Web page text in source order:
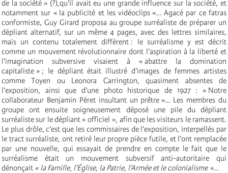
de la société » (?),qu’il avait eu une grande influence sur la société, et
notamment sur « la publicité et les vidéoclips »… Agacé par ce fatras
conformiste, Guy Girard proposa au groupe surréaliste de préparer un
dépliant alternatif, sur un même 4 pages, avec des lettres similaires,
mais un contenu totalement différent : le surréalisme y est décrit
comme un mouvement révolutionnaire dont l’aspiration à la liberté et
l’imagination subversive visaient à « abattre la domination
capitaliste » ; le dépliant était illustré d’images de femmes artistes
comme Toyen ou Leonora Carrington, quasiment absentes de
l’exposition, ainsi que d’une photo historique de 1927 : « Notre
collaborateur Benjamin Péret insultant un prêtre »… Les membres du
groupe ont ensuite soigneusement déposé une pile du dépliant
surréaliste sur le dépliant « officiel », afin que les visiteurs le ramassent.
Le plus drôle, c’est que les commissaires de l’exposition, interpellés par
le tract surréaliste, ont retiré leur propre pièce futile, et l’ont remplacée
par une nouvelle, qui essayait de prendre en compte le fait que le
surréalisme était un mouvement subversif anti-autoritaire qui
dénonçait « la Famille, l’Église, la Patrie, l’Armée et le colonialisme »…